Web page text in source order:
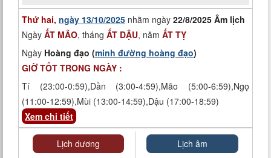
Thứ hai, ngày 13/10/2025 nhằm ngày 22/8/2025 Âm lịch
Ngày ẤT MÃO, tháng ẤT DẬU, năm ẤT TỴ
Ngày Hoàng đạo (minh đường hoàng đạo)
GIỜ TỐT TRONG NGÀY :
Tí (23:00-0:59),Dần (3:00-4:59),Mão (5:00-6:59),Ngọ
(11:00-12:59),Mùi (13:00-14:59),Dậu (17:00-18:59)
Xem chi tiết
Lịch dương Lịch âm